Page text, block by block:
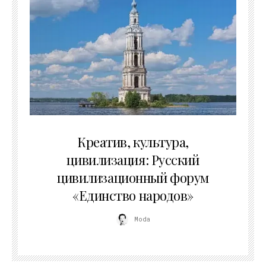
Креатив, культура,
цивилизация: Русский
цивилизационный форум
«Единство народов»
Moda